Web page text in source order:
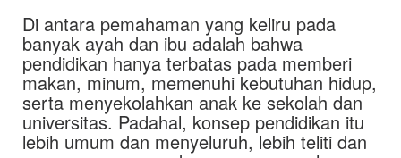
Di antara pemahaman yang keliru pada
banyak ayah dan ibu adalah bahwa
pendidikan hanya terbatas pada memberi
makan, minum, memenuhi kebutuhan hidup,
serta menyekolahkan anak ke sekolah dan
universitas. Padahal, konsep pendidikan itu
lebih umum dan menyeluruh, lebih teliti dan